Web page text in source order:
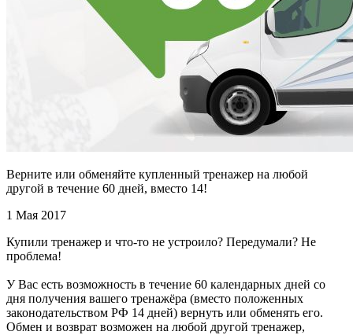
Верните или обменяйте купленный тренажер на любой
другой в течение 60 дней, вместо 14!
1 Мая 2017
Купили тренажер и что-то не устроило? Передумали? Не
проблема!
У Вас есть возможность в течение 60 календарных дней со
дня получения вашего тренажёра (вместо положенных
законодательством РФ 14 дней) вернуть или обменять его.
Обмен и возврат возможен на любой другой тренажер,